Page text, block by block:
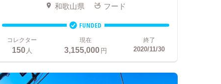
和歌山県 フード
FUNDED
コレクター
150人
現在
3,155,000円
終了
2020/11/30